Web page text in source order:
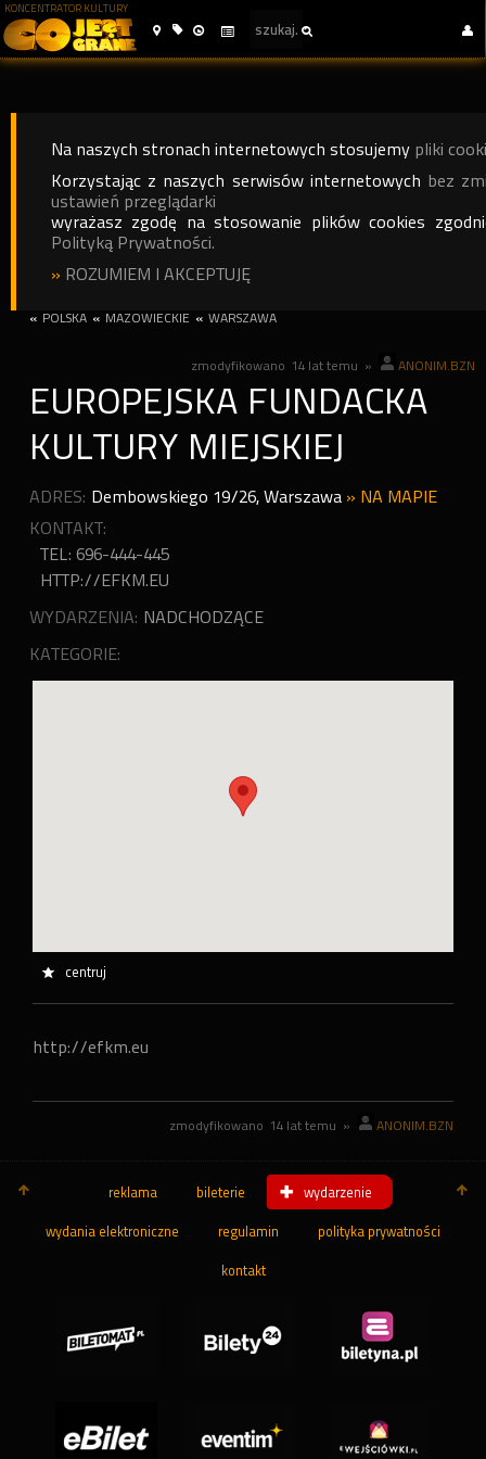
KONCENTRATOR KULTURY
Na naszych stronach internetowych stosujemy pliki
Korzystając z naszych serwisów internetowych bez
ustawień przeglądarki
wyrażasz zgodę na stosowanie plików cookies
Polityką Prywatności.
» ROZUMIEM I AKCEPTUJĘ
« POLSKA « MAZOWIECKIE « WARSZAWA
zmodyfikowano 14 lat temu » ANONIM.BZN
EUROPEJSKA FUNDACKA
KULTURY MIEJSKIEJ
ADRES: Dembowskiego 19/26,Warszawa » NA MAPIE
KONTAKT:
TEL: 696-444-445
HTTP://EFKM.EU
WYDARZENIA: NADCHODZĄCE
KATEGORIE:
centruj
http://efkm.eu
zmodyfikowano 14 lat temu » ANONIM.BZN
reklama bileterie wydarzenie
wydania elektroniczne regulamin polityka prywatności
kontakt